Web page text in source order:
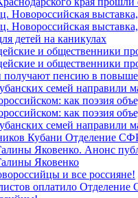
Новороссийская
Новороссийская
детей на каникулах
и общественники
и общественники
пенсию в
семей
как поэзия
как поэзия
семей
Кубани Отделение
Яковенко. Анонс
Яковенко
и все россияне!
оплатило